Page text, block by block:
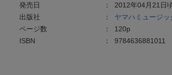
発売日 ： 2012年04月21日
出版社
： ヤマハミュージ
ページ数
： 120p
ISBN
： 9784636881011